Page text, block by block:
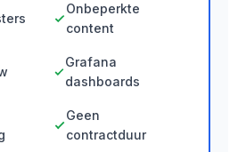
Onbeperkte
content
Grafana
dashboards
Geen
contractduur